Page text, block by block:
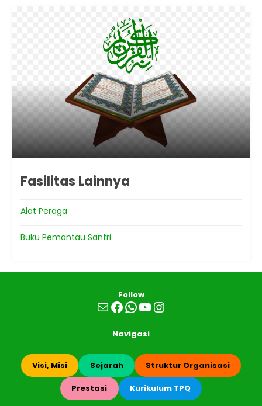
Fasilitas Lainnya
Alat Peraga
Buku Pemantau Santri
Follow
MailFacebook
WhatsApp
YouTube
Instagram
Navigasi
Visi, Misi Sejarah Struktur Organisasi
Prestasi Kurikulum TPQ